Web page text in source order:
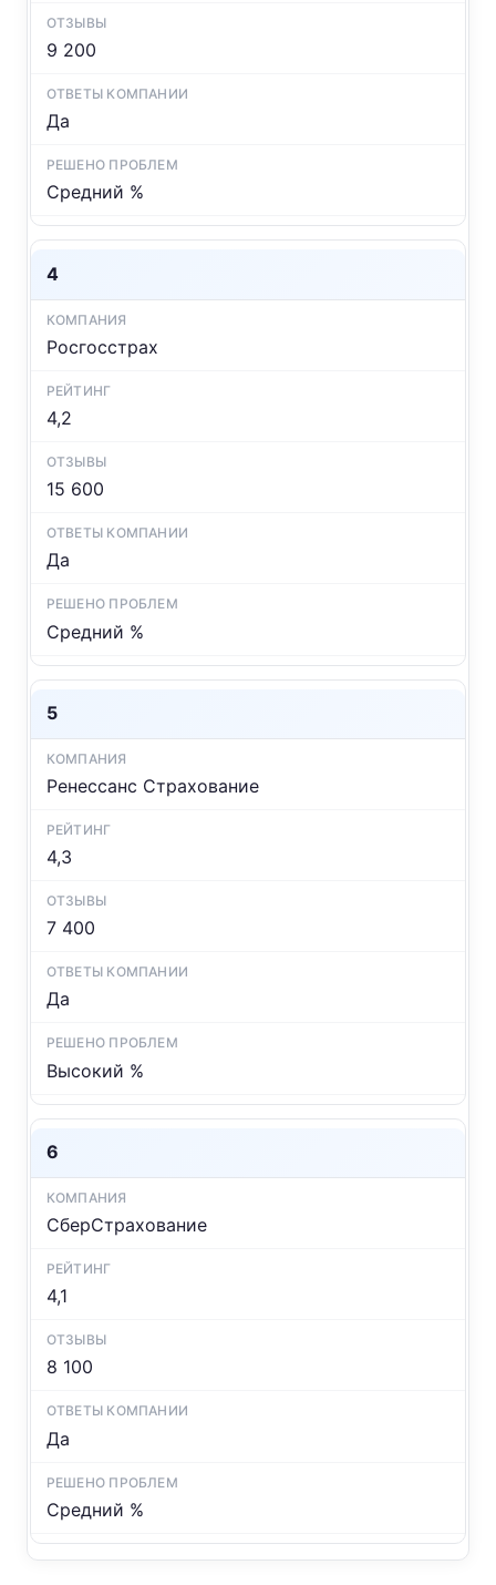
9 200
Да
Средний %
4
Росгосстрах
4,2
15 600
Да
Средний %
5
Ренессанс Страхование
4,3
7 400
Да
Высокий %
6
СберСтрахование
4,1
8 100
Да
Средний %